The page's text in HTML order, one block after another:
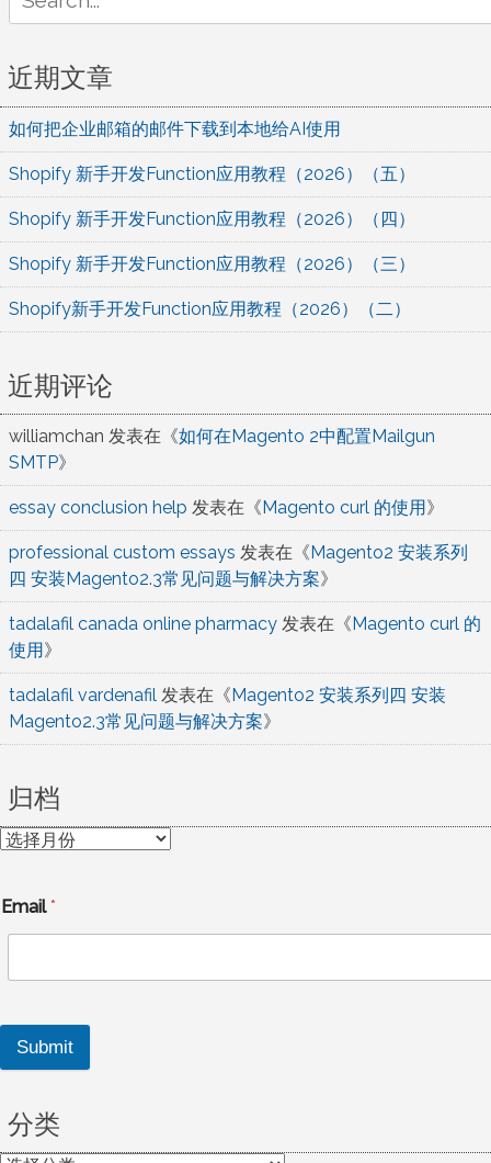
for:
近期文章
如何把企业邮箱的邮件下载到本地给AI使用
Shopify 新手开发Function应用教程（2026）（五）
Shopify 新手开发Function应用教程（2026）（四）
Shopify 新手开发Function应用教程（2026）（三）
Shopify新手开发Function应用教程（2026）（二）
近期评论
williamchan 发表在《如何在Magento 2中配置Mailgun
SMTP》
essay conclusion help 发表在《Magento curl 的使用》
professional custom essays 发表在《Magento2 安装系列
四 安装Magento2.3常见问题与解决方案》
tadalafil canada online pharmacy 发表在《Magento curl 的
使用》
tadalafil vardenafil 发表在《Magento2 安装系列四 安装
Magento2.3常见问题与解决方案》
归档
归
Email*
Submit
分类